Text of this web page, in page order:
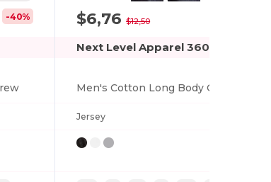
-40% $6,76$12,50
Next Level Apparel 3602
Men's Cotton Long Body Crew
Jersey